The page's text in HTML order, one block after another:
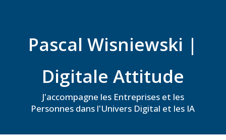
Pascal Wisniewski |
Digitale Attitude
J'accompagne les Entreprises et les
Personnes dans l'Univers Digital et les IA